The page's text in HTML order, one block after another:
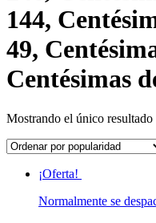
144,
49,
Centésimas
Mostrando el único resultado
¡Oferta!
Normalmente se